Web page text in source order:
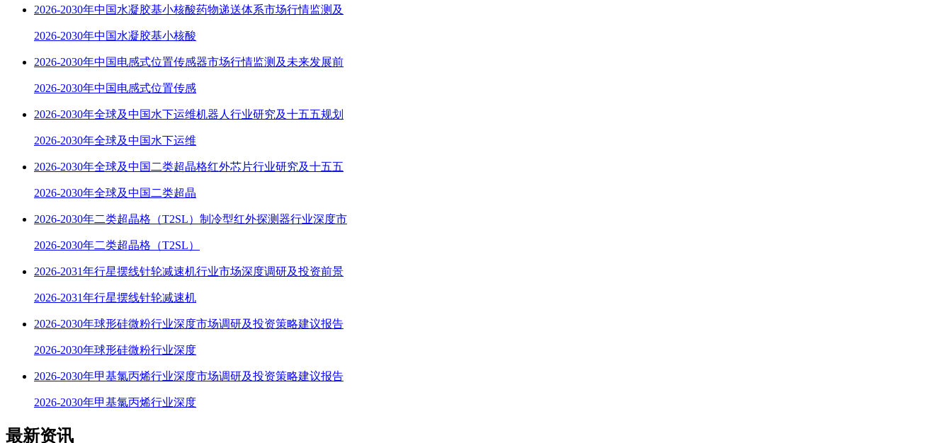
2026-2030年中国水凝胶基小核酸药物递送体系市场行情监测及
2026-2030年中国水凝胶基小核酸
2026-2030年中国电感式位置传感器市场行情监测及未来发展前
2026-2030年中国电感式位置传感
2026-2030年全球及中国水下运维机器人行业研究及十五五规划
2026-2030年全球及中国水下运维
2026-2030年全球及中国二类超晶格红外芯片行业研究及十五五
2026-2030年全球及中国二类超晶
2026-2030年二类超晶格（T2SL）制冷型红外探测器行业深度市
2026-2030年二类超晶格（T2SL）
2026-2031年行星摆线针轮减速机行业市场深度调研及投资前景
2026-2031年行星摆线针轮减速机
2026-2030年球形硅微粉行业深度市场调研及投资策略建议报告
2026-2030年球形硅微粉行业深度
2026-2030年甲基氯丙烯行业深度市场调研及投资策略建议报告
2026-2030年甲基氯丙烯行业深度
最新资讯